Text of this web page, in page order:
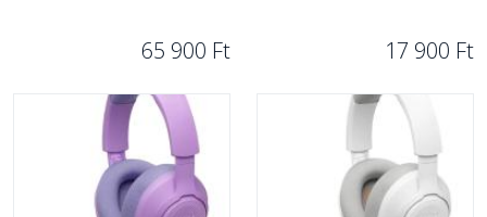
65 900 Ft 17 900 Ft